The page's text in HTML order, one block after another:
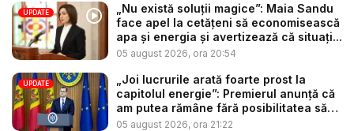
UPDATE
„Nu există soluții magice”: Maia Sandu
face apel la cetățeni să economisească
apa și energia și avertizează că situați...
05 august 2026, ora 20:54
UPDATE
„Joi lucrurile arată foarte prost la
capitolul energie”: Premierul anunță că
am putea rămâne fără posibilitatea să
c...
05 august 2026, ora 21:22